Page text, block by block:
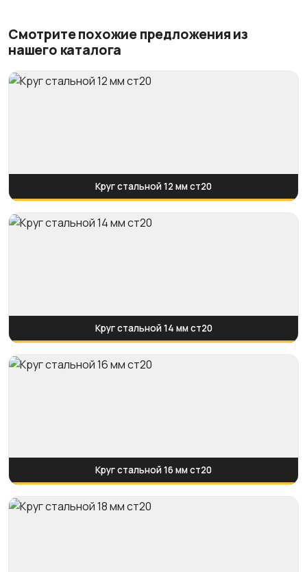
Смотрите похожие предложения из
нашего каталога
Круг стальной 12 мм ст20
Круг стальной 14 мм ст20
Круг стальной 16 мм ст20